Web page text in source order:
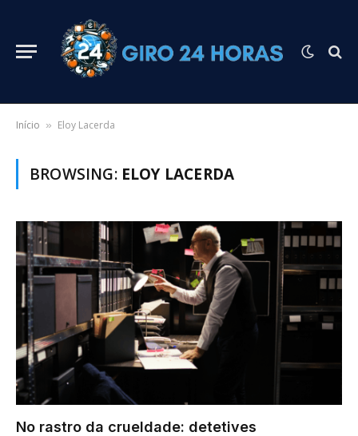
Início » Eloy Lacerda
BROWSING: ELOY LACERDA
No rastro da crueldade: detetives